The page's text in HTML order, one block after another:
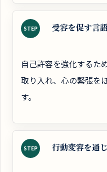
STEP 受容を促す言
自己許容を強化するた
取り入れ、心の緊張を
す。
STEP 行動変容を通